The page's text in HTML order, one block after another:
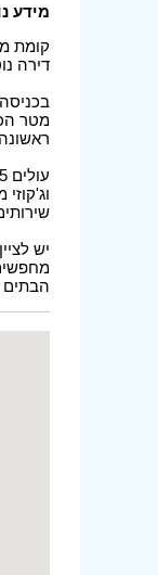
מידע
דירה
מטר
יש
הבתים